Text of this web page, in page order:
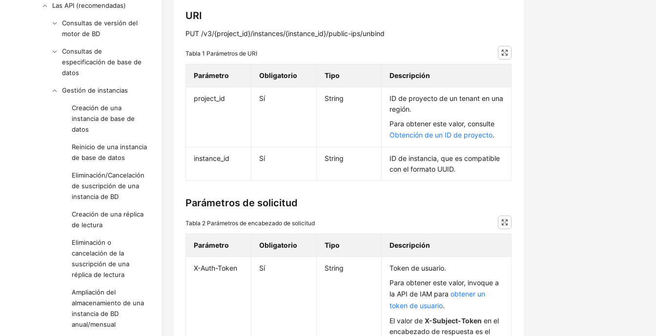
Las API (recomendadas)
Consultas de versión del
motor de BD
Consultas de
especificación de base de
datos
Gestión de instancias
Creación de una
instancia de base de
datos
Reinicio de una instancia
de base de datos
Eliminación/Cancelación
de suscripción de una
instancia de BD
Creación de una réplica
de lectura
Eliminación o
cancelación de la
suscripción de una
réplica de lectura
Ampliación del
almacenamiento de una
instancia de BD
anual/mensual
URI
PUT /v3/{project_id}/instances/{instance_id}/public-ips/unbind
Tabla 1 Parámetros de URI
Parámetro Obligatorio Tipo Descripción
project_id Sí String
ID de proyecto de un tenant en una
región.
Para obtener este valor, consulte
Obtención de un ID de proyecto.
instance_id Sí String
ID de instancia, que es compatible
con el formato UUID.
Parámetros de solicitud
Tabla 2 Parámetros de encabezado de solicitud
Parámetro Obligatorio Tipo Descripción
X-Auth-Token Sí String
Token de usuario.
Para obtener este valor, invoque a
la API de IAM paraobtener un
token de usuario.
El valor deX-Subject-Token en el
encabezado de respuesta es el